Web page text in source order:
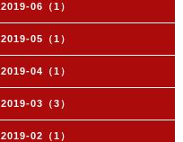
2019-06（1）
2019-05（1）
2019-04（1）
2019-03（3）
2019-02（1）